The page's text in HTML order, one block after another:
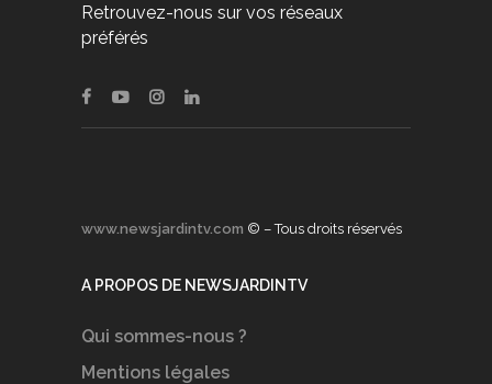
Retrouvez-nous sur vos réseaux
préférés
www.newsjardintv.com © – Tous droits réservés
A PROPOS DE NEWSJARDINTV
Qui sommes-nous ?
Mentions légales